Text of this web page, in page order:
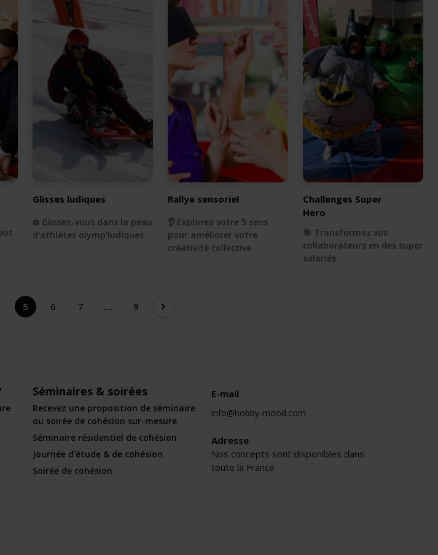
Glisses ludiques
❄️ Glissez-vous dans la peau
d'athlètes olymp'ludiques
Rallye sensoriel
👂 Explorez votre 5 sens
pour améliorer votre
créativité collective
Challenges Super
Hero
🎯 Transformez vos
collaborateurs en des super
salariés
5 6 7 … 9
Séminaires & soirées
Recevez une proposition de séminaire
ou soirée de cohésion sur-mesure
Séminaire résidentiel de cohésion
Journée d’étude & de cohésion
Soirée de cohésion
E-mail
info@hobby-mood.com
Adresse
Nos concepts sont disponibles dans
toute la France